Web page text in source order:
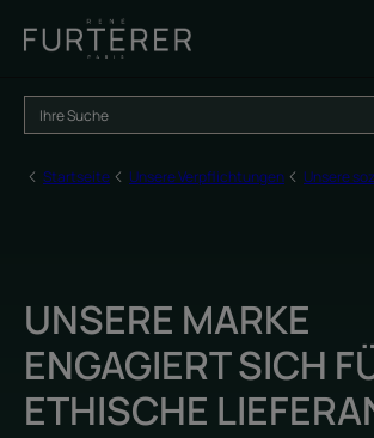
Startseite Unsere Verpflichtungen Unsere
UNSERE MARKE
ENGAGIERT SICH
ETHISCHE